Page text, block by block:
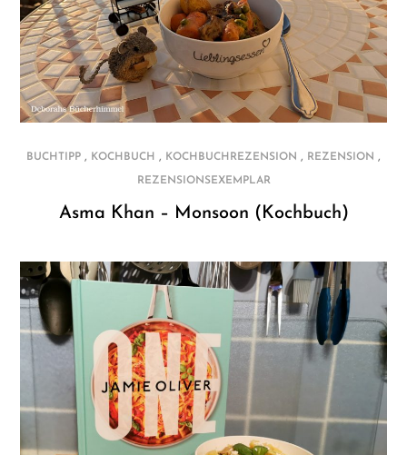
BUCHTIPP , KOCHBUCH , KOCHBUCHREZENSION , REZENSION ,
REZENSIONSEXEMPLAR
Asma Khan – Monsoon (Kochbuch)